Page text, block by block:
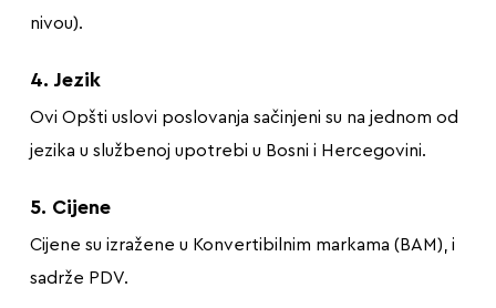
nivou).
4. Jezik
Ovi Opšti uslovi poslovanja sačinjeni su na jednom od
jezika u službenoj upotrebi u Bosni i Hercegovini.
5. Cijene
Cijene su izražene u Konvertibilnim markama (BAM), i
sadrže PDV.